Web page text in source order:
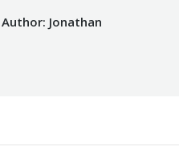
Author: Jonathan